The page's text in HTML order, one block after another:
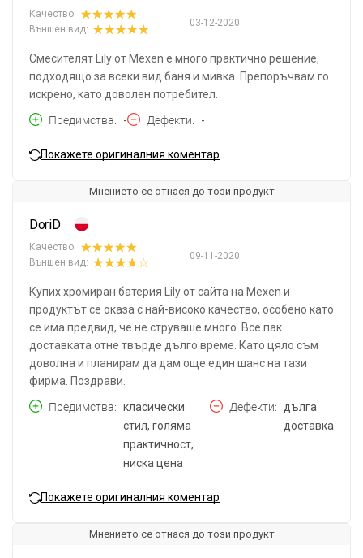
03-12-2020
Качество:
Външен вид:
Смесителят Lily от Mexen е много практично решение,
подходящо за всеки вид баня и мивка. Препоръчвам го
искрено, като доволен потребител.
Предимства
- Дефекти -
Покажете оригиналния коментар
Мнението се отнася до този продукт
DoriD
09-11-2020
Качество:
Външен вид:
Купих хромиран батерия Lily от сайта на Mexen и
продуктът се оказа с най-високо качество, особено като
се има предвид, че не струваше много. Все пак
доставката отне твърде дълго време. Като цяло съм
доволна и планирам да дам още един шанс на тази
фирма. Поздрави.
Предимства
класически
стил, голяма
практичност,
ниска цена
Дефекти
дълга
доставка
Покажете оригиналния коментар
Мнението се отнася до този продукт